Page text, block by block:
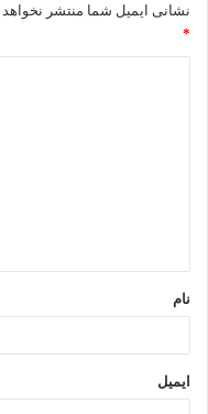
نشانی ایمیل شما منتشر نخواهد
*
*
نام
ایمیل